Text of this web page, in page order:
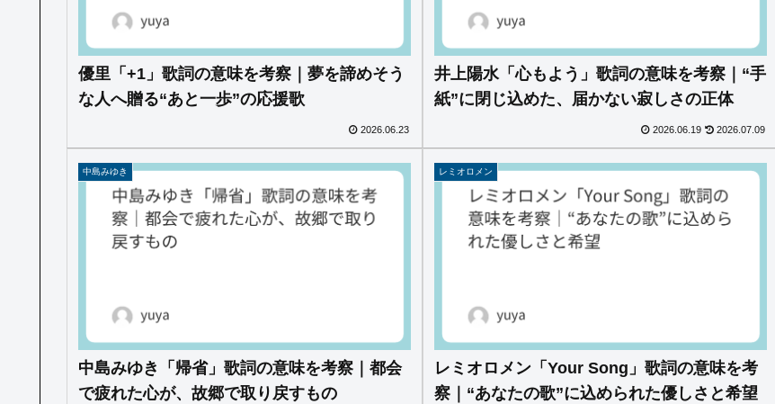
優里「+1」歌詞の意味を考察｜夢を諦めそう
な人へ贈る“あと一歩”の応援歌
2026.06.23
井上陽水「心もよう」歌詞の意味を考察｜“手
紙”に閉じ込めた、届かない寂しさの正体
2026.06.19 2026.07.09
中島みゆき
中島みゆき「帰省」歌詞の意味を考察｜都会
で疲れた心が、故郷で取り戻すもの
レミオロメン
レミオロメン「Your Song」歌詞の意味を考
察｜“あなたの歌”に込められた優しさと希望